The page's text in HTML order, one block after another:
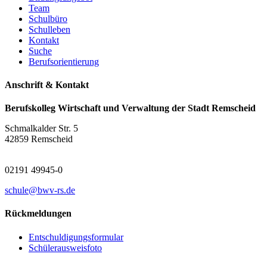
Team
Schulbüro
Schulleben
Kontakt
Suche
Berufsorientierung
Anschrift & Kontakt
Berufskolleg Wirtschaft und Verwaltung der Stadt Remscheid
Schmalkalder Str. 5
42859 Remscheid
02191 49945-0
schule@bwv-rs.de
Rückmeldungen
Entschuldigungsformular
Schülerausweisfoto